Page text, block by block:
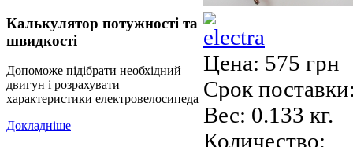
Цена: 575 грн
Срок
Вес: 0.133 кг.
Количество:
Калькулятор потужності та
швидкості
Допоможе підібрати необхідний
двигун і розрахувати
характеристики електровелосипеда
Докладніше